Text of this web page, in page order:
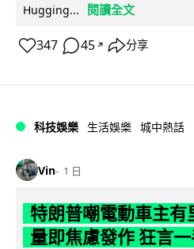
Hugging...
閱讀全文
347 45 ↗ 分享
科技娛樂 生活娛樂 城中熱話
Vin 1 日
特朗普嘲電動車主有
量即焦慮發作 狂言